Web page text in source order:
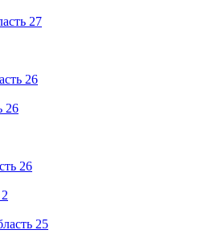
27
26
26
26
2
25